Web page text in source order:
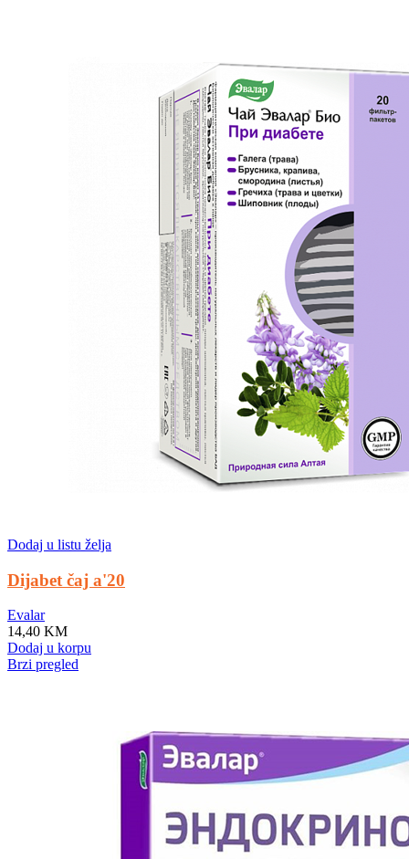
Dodaj u listu želja
Dijabet čaj a'20
Evalar
14,40 KM
Dodaj u korpu
Brzi pregled